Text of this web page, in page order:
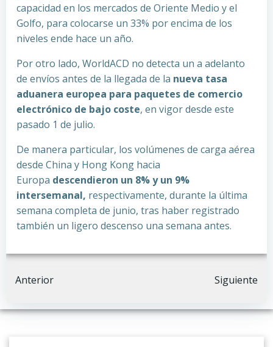
capacidad en los mercados de Oriente Medio y el
Golfo, para colocarse un 33% por encima de los
niveles ende hace un año.
Por otro lado, WorldACD no detecta un a adelanto
de envíos antes de la llegada de la nueva tasa
aduanera europea para paquetes de comercio
electrónico de bajo coste, en vigor desde este
pasado 1 de julio.
De manera particular, los volúmenes de carga aérea
desde China y Hong Kong hacia
Europa descendieron un 8% y un 9%
intersemanal, respectivamente, durante la última
semana completa de junio, tras haber registrado
también un ligero descenso una semana antes.
Navegación
por
Anterior
Navegación
por
Siguiente